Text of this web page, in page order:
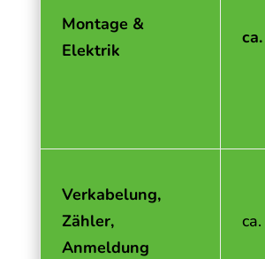
Montage &
Elektrik
ca.
Verkabelung,
Zähler,
Anmeldung